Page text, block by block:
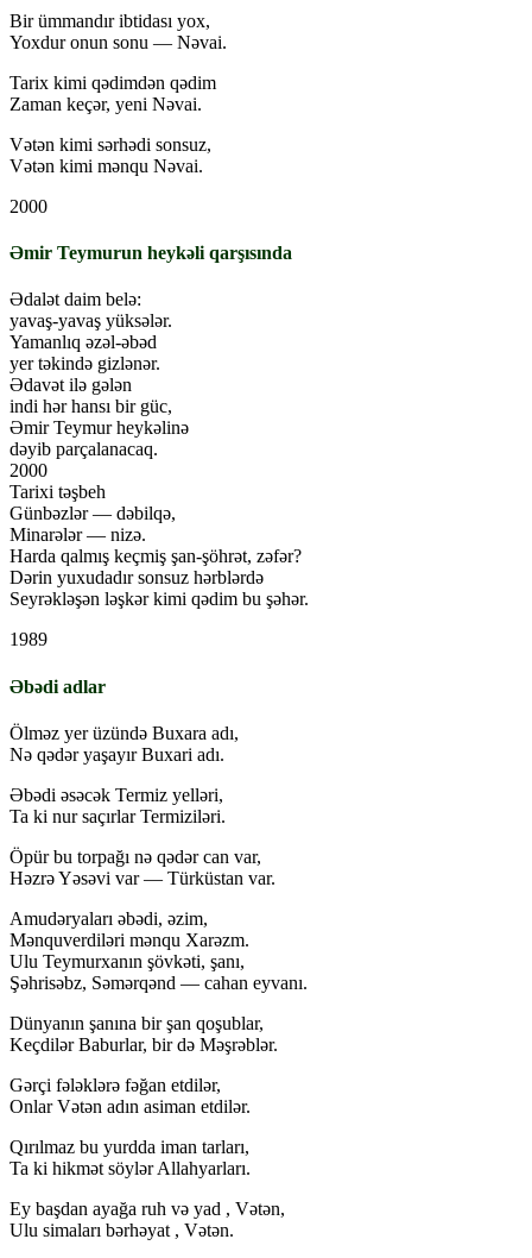
Bir ümmandır ibtidası yox,
Yoxdur onun sonu — Nəvai.
Tarix kimi qədimdən qədim
Zaman keçər, yeni Nəvai.
Vətən kimi sərhədi sonsuz,
Vətən kimi mənqu Nəvai.
2000
Əmir Teymurun heykəli qarşısında
Ədalət daim belə:
yavaş-yavaş yüksələr.
Yamanlıq əzəl-əbəd
yer təkində gizlənər.
Ədavət ilə gələn
indi hər hansı bir güc,
Əmir Teymur heykəlinə
dəyib parçalanacaq.
2000
Tarixi təşbeh
Günbəzlər — dəbilqə,
Minarələr — nizə.
Harda qalmış keçmiş şan-şöhrət, zəfər?
Dərin yuxudadır sonsuz hərblərdə
Seyrəkləşən ləşkər kimi qədim bu şəhər.
1989
Əbədi adlar
Ölməz yer üzündə Buxara adı,
Nə qədər yaşayır Buxari adı.
Əbədi əsəcək Termiz yelləri,
Ta ki nur saçırlar Termiziləri.
Öpür bu torpağı nə qədər can var,
Həzrə Yəsəvi var — Türküstan var.
Amudəryaları əbədi, əzim,
Mənquverdiləri mənqu Xarəzm.
Ulu Teymurxanın şövkəti, şanı,
Şəhrisəbz, Səmərqənd — cahan eyvanı.
Dünyanın şanına bir şan qoşublar,
Keçdilər Baburlar, bir də Məşrəblər.
Gərçi fələklərə fəğan etdilər,
Onlar Vətən adın asiman etdilər.
Qırılmaz bu yurdda iman tarları,
Ta ki hikmət söylər Allahyarları.
Ey başdan ayağa ruh və yad , Vətən,
Ulu simaları bərhəyat , Vətən.